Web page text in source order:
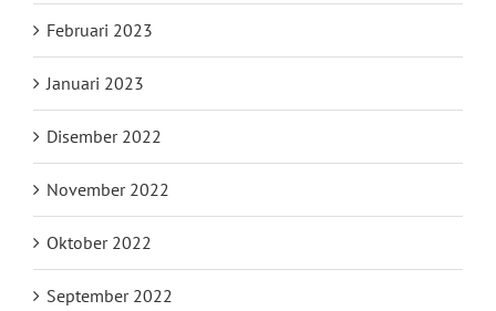
Februari 2023
Januari 2023
Disember 2022
November 2022
Oktober 2022
September 2022